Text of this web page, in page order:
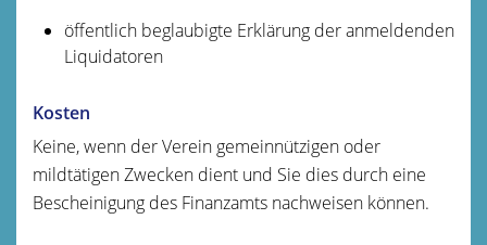
öffentlich beglaubigte Erklärung der anmeldenden
Liquidatoren
Kosten
Keine, wenn der Verein gemeinnützigen oder
mildtätigen Zwecken dient und Sie dies durch eine
Bescheinigung des Finanzamts nachweisen können.